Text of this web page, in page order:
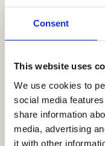
Consent
This website uses
We use cookies to
social media
share information
media, advertising
it with other
passant de
adolescentes
d'un soutien
Families